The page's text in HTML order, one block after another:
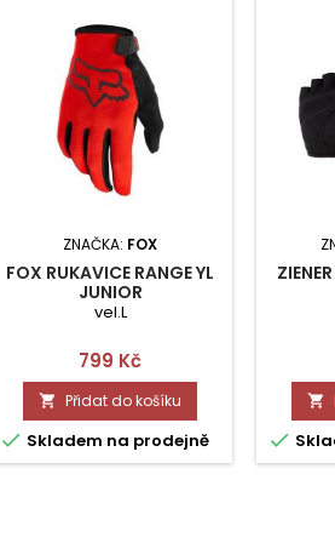
ZNAČKA: FOX
FOX RUKAVICE RANGE YL
JUNIOR
vel.L
Cena
799 Kč
 Přidat do košíku
 Skladem na prodejně

